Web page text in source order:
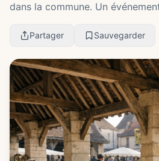
dans la commune. Un
et 22 septembre 2024, de 6 h à
Partager Sauvegarder